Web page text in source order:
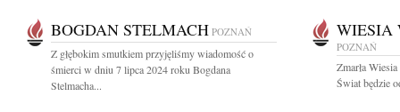
BOGDAN STELMACH POZNAŃ
Z głębokim smutkiem przyjęliśmy wiadomość o
śmierci w dniu 7 lipca 2024 roku Bogdana
Stelmacha...
WIESIA
POZNAŃ
Zmarła
Świat będzie